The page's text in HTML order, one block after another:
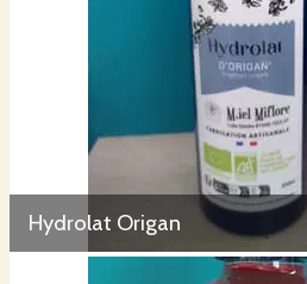
Hydrolat Origan